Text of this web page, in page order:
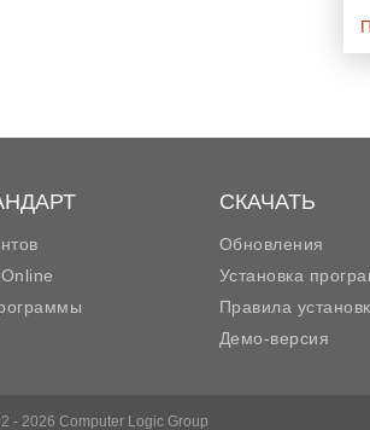
СКАЧАТЬ
Обновления
Установка
Правила
Демо-версия
- 2026 Computer Logic Group